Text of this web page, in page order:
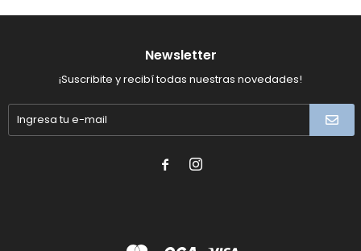
Newsletter
¡Suscribite y recibí todas nuestras novedades!
 